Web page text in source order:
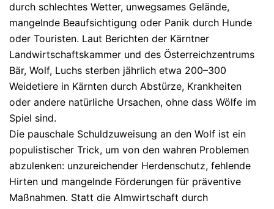
durch schlechtes Wetter, unwegsames Gelände,
mangelnde Beaufsichtigung oder Panik durch Hunde
oder Touristen. Laut Berichten der Kärntner
Landwirtschaftskammer und des Österreichzentrums
Bär, Wolf, Luchs sterben jährlich etwa 200–300
Weidetiere in Kärnten durch Abstürze, Krankheiten
oder andere natürliche Ursachen, ohne dass Wölfe im
Spiel sind.
Die pauschale Schuldzuweisung an den Wolf ist ein
populistischer Trick, um von den wahren Problemen
abzulenken: unzureichender Herdenschutz, fehlende
Hirten und mangelnde Förderungen für präventive
Maßnahmen. Statt die Almwirtschaft durch